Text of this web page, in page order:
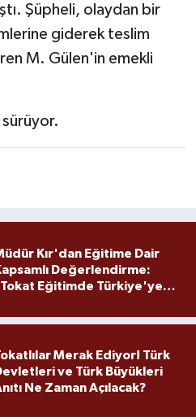
Şüpheli, olaydan bir
giderek teslim
M. Gülen'in emekli
Kır'dan Eğitime Dair
Değerlendirme:
Eğitimde Türkiye'ye
Merak Ediyor! Türk
ve Türk Büyükleri
Ne Zaman Açılacak?